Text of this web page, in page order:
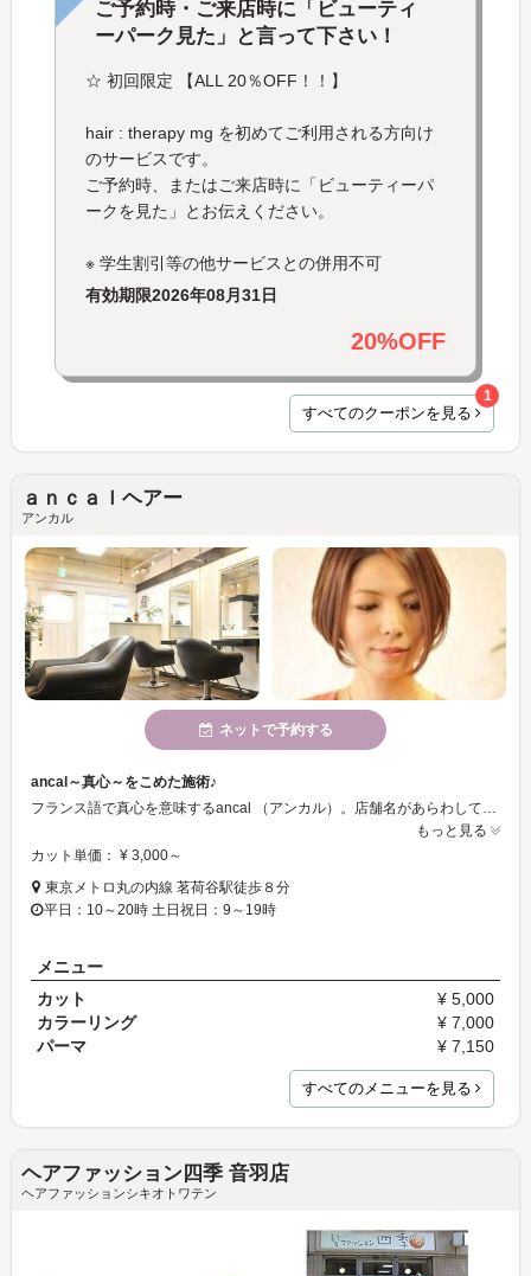
ご予約時・ご来店時に「ビューティ
ーパーク見た」と言って下さい！
☆ 初回限定 【ALL 20％OFF！！】
hair : therapy mg を初めてご利用される方向け
のサービスです。
ご予約時、またはご来店時に「ビューティーパ
ークを見た」とお伝えください。
※ 学生割引等の他サービスとの併用不可
有効期限2026年08月31日
20%OFF
すべてのクーポンを見る
1
ａｎｃａｌヘアー
アンカル
ネットで予約する
ancal～真心～をこめた施術♪
フランス語で真心を意味するancal （アンカル）。店舗名があらわしているように、真心をこめた施術が自慢のお店です。ノンシリコンカラーや、コスメパーマなど、髪に優しいメニューが豊富です。綺麗と同時に髪へのいたわりを考えたメニューを受けてみませんか♪
もっと見る
カット単価： ¥ 3,000～
東京メトロ丸の内線 茗荷谷駅徒歩８分
平日：10～20時 土日祝日：9～19時
メニュー
カット
¥ 5,000
カラーリング
¥ 7,000
パーマ
¥ 7,150
すべてのメニューを見る
ヘアファッション四季 音羽店
ヘアファッションシキオトワテン